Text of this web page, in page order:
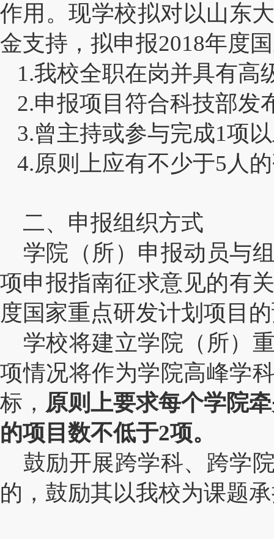
作用。现学校拟对以山东
金支持，拟申报2018年度
1.我校全职在岗并具有高
2.申报项目符合科技部发
3.曾主持或参与完成1项
4.原则上应有不少于5人
二、申报组织方式
学院（所）申报动员与
项申报指南征求意见的有
度国家重点研发计划项目
学校将建立学院（所）
项情况将作为学院高峰学
标， 原则上要求每个学院
的项目数不低于2项。
鼓励开展跨学科、跨学
的，鼓励其以我校为课题